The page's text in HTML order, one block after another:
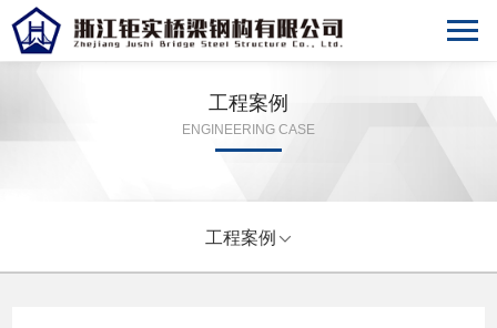
工程案例
ENGINEERING CASE
工程案例 